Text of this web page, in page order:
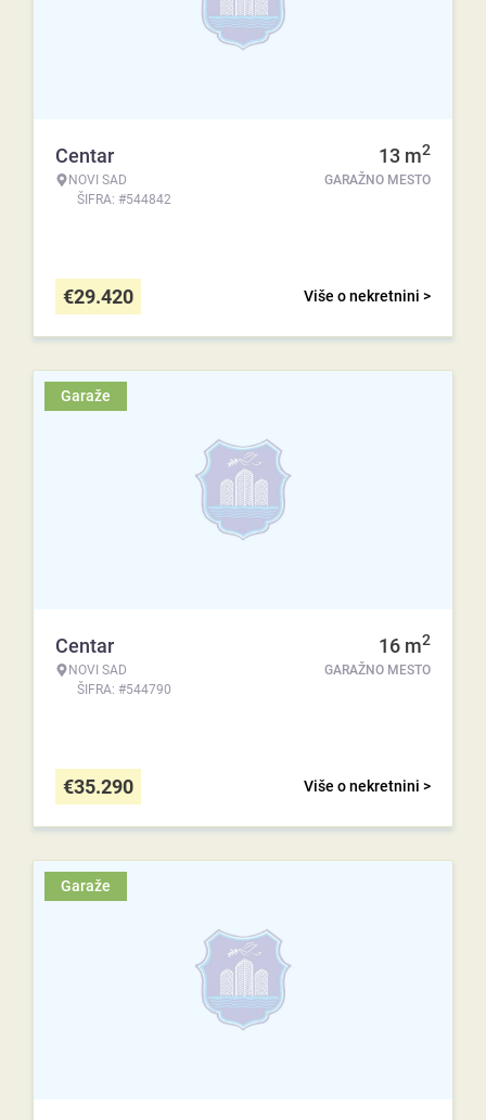
Centar
NOVI SAD
ŠIFRA: #544842
13 m2
GARAŽNO MESTO
Više o nekretnini >
€29.420
Garaže
Centar
NOVI SAD
ŠIFRA: #544790
16 m2
GARAŽNO MESTO
Više o nekretnini >
€35.290
Garaže